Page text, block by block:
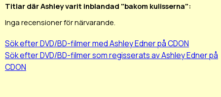
Titlar där Ashley varit inblandad "bakom kulisserna":
Inga recensioner för närvarande.
Sök efter DVD/BD-filmer med Ashley Edner på CDON
Sök efter DVD/BD-filmer som regisserats av Ashley Edner på
CDON